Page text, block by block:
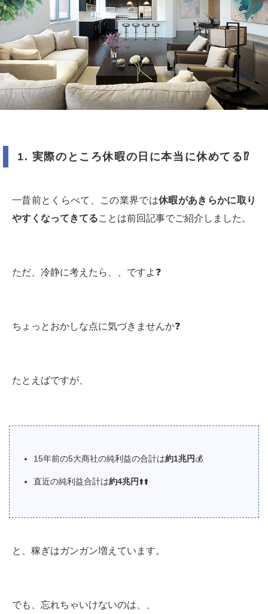
1. 実際のところ休暇の日に本当に休めてる ⁉️
一昔前とくらべて、この業界では休暇があきらかに取り
やすくなってきてることは前回記事でご紹介しました。
ただ、冷静に考えたら、、ですよ❓
ちょっとおかしな点に気づきませんか❓
たとえばですが、
15年前の5大商社の純利益の合計は約1兆円💰
直近の純利益合計は約4兆円⬆️⬆️
と、稼ぎはガンガン増えています。
でも、忘れちゃいけないのは、、